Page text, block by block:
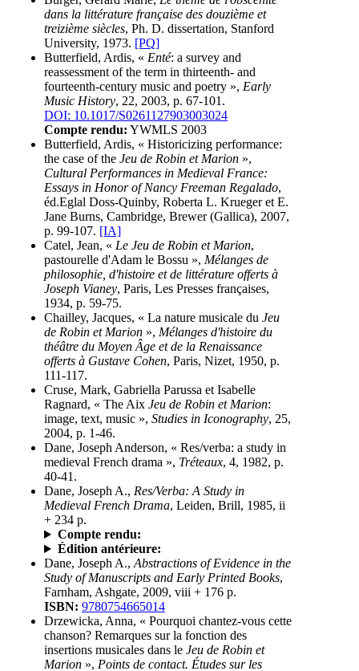
dans la littérature française des douzième et
treizième siècles, Ph. D. dissertation, Stanford
University, 1973. [PQ]
Butterfield, Ardis, « Enté: a survey and
reassessment of the term in thirteenth- and
fourteenth-century music and poetry », Early
Music History, 22, 2003, p. 67-101.
DOI: 10.1017/S0261127903003024
Compte rendu: YWMLS 2003
Butterfield, Ardis, « Historicizing performance:
the case of the Jeu de Robin et Marion »,
Cultural Performances in Medieval France:
Essays in Honor of Nancy Freeman Regalado,
éd.Eglal Doss-Quinby, Roberta L. Krueger et E.
Jane Burns, Cambridge, Brewer (Gallica), 2007,
p. 99-107. [IA]
Catel, Jean, « Le Jeu de Robin et Marion,
pastourelle d'Adam le Bossu », Mélanges de
philosophie, d'histoire et de littérature offerts à
Joseph Vianey, Paris, Les Presses françaises,
1934, p. 59-75.
Chailley, Jacques, « La nature musicale du Jeu
de Robin et Marion », Mélanges d'histoire du
théâtre du Moyen Âge et de la Renaissance
offerts à Gustave Cohen, Paris, Nizet, 1950, p.
111-117.
Cruse, Mark, Gabriella Parussa et Isabelle
Ragnard, « The Aix Jeu de Robin et Marion:
image, text, music », Studies in Iconography, 25,
2004, p. 1-46.
Dane, Joseph Anderson, « Res/verba: a study in
medieval French drama », Tréteaux, 4, 1982, p.
40-41.
Dane, Joseph A., Res/Verba: A Study in
Medieval French Drama, Leiden, Brill, 1985, ii
+ 234 p.
Compte rendu:
Édition antérieure:
Dane, Joseph A., Abstractions of Evidence in the
Study of Manuscripts and Early Printed Books,
Farnham, Ashgate, 2009, viii + 176 p.
ISBN: 9780754665014
Drzewicka, Anna, « Pourquoi chantez-vous cette
chanson? Remarques sur la fonction des
insertions musicales dans le Jeu de Robin et
Marion », Points de contact. Études sur les